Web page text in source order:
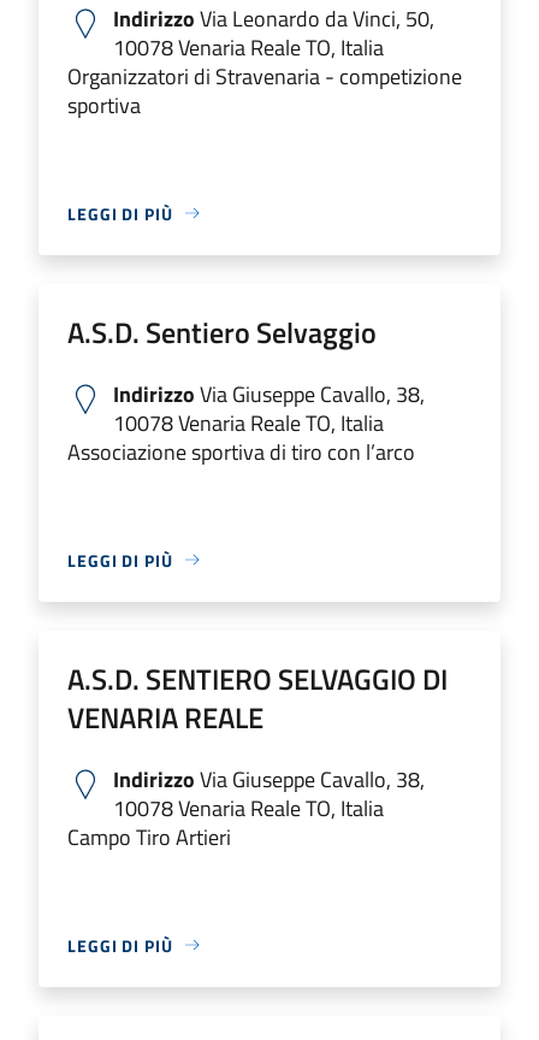
IndirizzoVia Leonardo da Vinci, 50,
10078 Venaria Reale TO, Italia
Organizzatori di Stravenaria - competizione
sportiva
LEGGI DI PIÙ
A.S.D. Sentiero Selvaggio
IndirizzoVia Giuseppe Cavallo, 38,
10078 Venaria Reale TO, Italia
Associazione sportiva di tiro con l’arco
LEGGI DI PIÙ
A.S.D. SENTIERO SELVAGGIO DI
VENARIA REALE
IndirizzoVia Giuseppe Cavallo, 38,
10078 Venaria Reale TO, Italia
Campo Tiro Artieri
LEGGI DI PIÙ